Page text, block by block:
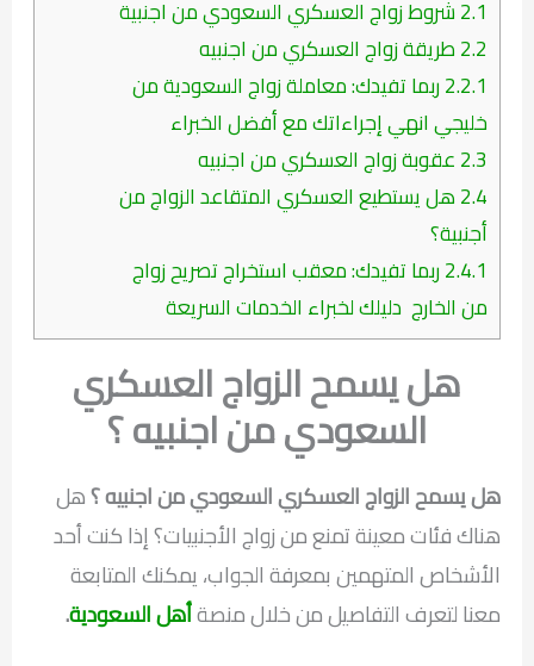
2.1شروط زواج العسكري السعودي من اجنبية
2.2طريقة زواج العسكري من اجنبيه
2.2.1ربما تفيدك: معاملة زواج السعودية من
خليجي انهي إجراءاتك مع أفضل الخبراء
2.3عقوبة زواج العسكري من اجنبيه
2.4هل يستطيع العسكري المتقاعد الزواج من
أجنبية؟
2.4.1ربما تفيدك: معقب استخراج تصريح زواج
من الخارج دليلك لخبراء الخدمات السريعة
هل يسمح الزواج العسكري
السعودي من اجنبيه ؟
هل يسمح الزواج العسكري السعودي من اجنبيه ؟هل
هناك فئات معينة تمنع من زواج الأجنبيات؟ إذا كنت أحد
الأشخاص المتهمين بمعرفة الجواب، يمكنك المتابعة
معنا لتعرف التفاصيل من خلال منصةأهل السعودية.